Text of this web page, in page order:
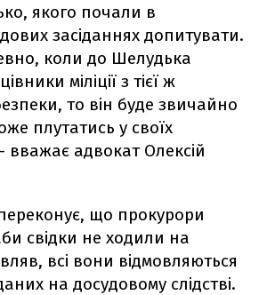
якого почали в
засіданнях допитувати.
коли до Шелудька
міліції з тієї ж
то він буде звичайно
плутатись у своїх
вважає адвокат Олексій
що прокурори
свідки не ходили на
всі вони відмовляються
на досудовому слідстві.